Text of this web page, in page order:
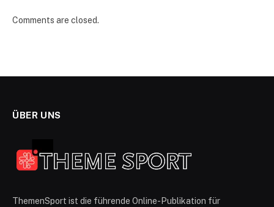
Comments are closed.
ÜBER UNS
ThemenSport ist die führende Online-Publikation für